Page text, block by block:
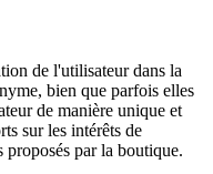
de l'utilisateur dans la
bien que parfois elles
de manière unique et
sur les intérêts de
par la boutique.